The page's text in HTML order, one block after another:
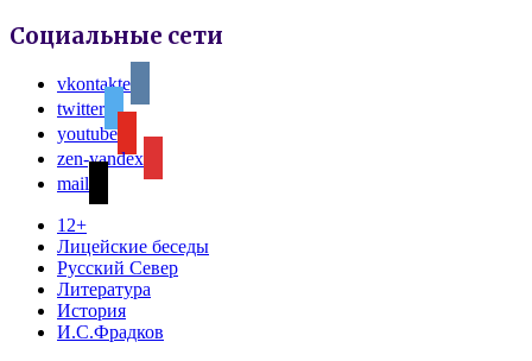
Социальные сети
vkontakte
twitter
youtube
zen-yandex
mail
12+
Лицейские беседы
Русский Север
Литература
История
И.С.Фрадков